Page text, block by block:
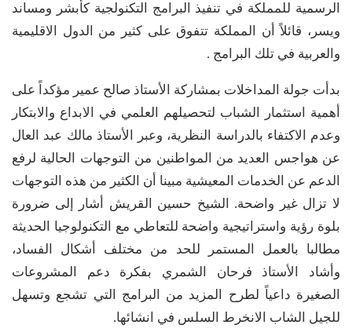
الرسمية للمملكة في تنفيذ البرامج التكنولجية كأبشر ومساند
ويسر، قائلاً أن المملكة تتفوق على كثير من الدول الاقليمية
والعربية في تلك البرامج .
بدأت جولة المداخلات بمشاركة الأستاذ صالح عمير مؤكداً على
أهمية استثمار الشباب لتحصيلهم العلمي في الابداع والابتكار
وعدم الاكتفاء بالدراسة النظرية، وعبر الأستاذ مالك عبد العال
عن هواجس العديد من المواطنين من التوجهات الحالية لرفع
الدعم عن الخدمات المعيشية مبينا أن الكثير من هذه التوجهات
لا تزال غير واضحة. الشيخ حسين القريش أشار إلى ضرورة
بلوة رؤية واستراتيجية واضحة للتعاطي مع التكنولوجيا الحديثة
مطالبا بالعمل المستمر للحد من مختلف أشكال الفساد،
وأشاد الأستاذ فرحان الشمري بفكرة دعم المشروعات
الصغيرة داعياً لطرح المزيد من البرامج التي تشجع وتسهل
للجيل الشاب الانخرط السلس في انشائها.